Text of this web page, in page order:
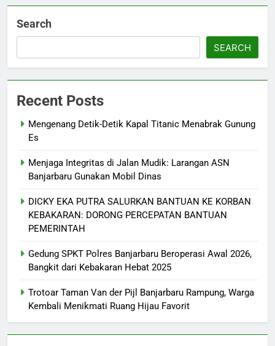
Search
SEARCH
Recent Posts
Mengenang Detik-Detik Kapal Titanic Menabrak Gunung
Es
Menjaga Integritas di Jalan Mudik: Larangan ASN
Banjarbaru Gunakan Mobil Dinas
DICKY EKA PUTRA SALURKAN BANTUAN KE KORBAN
KEBAKARAN: DORONG PERCEPATAN BANTUAN
PEMERINTAH
Gedung SPKT Polres Banjarbaru Beroperasi Awal 2026,
Bangkit dari Kebakaran Hebat 2025
Trotoar Taman Van der Pijl Banjarbaru Rampung, Warga
Kembali Menikmati Ruang Hijau Favorit